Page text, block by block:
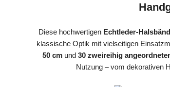
Diese hochwertigen Echtleder-
klassische Optik mit vielseitigen
50 cm und 30 zweireihig
Nutzung – vom dekorativen